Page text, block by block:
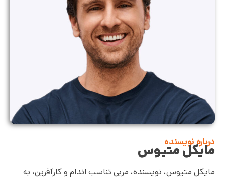
درباره نویسنده
مایکل متیوس
مایکل متیوس، نویسنده، مربی تناسب اندام و کارآفرین، به